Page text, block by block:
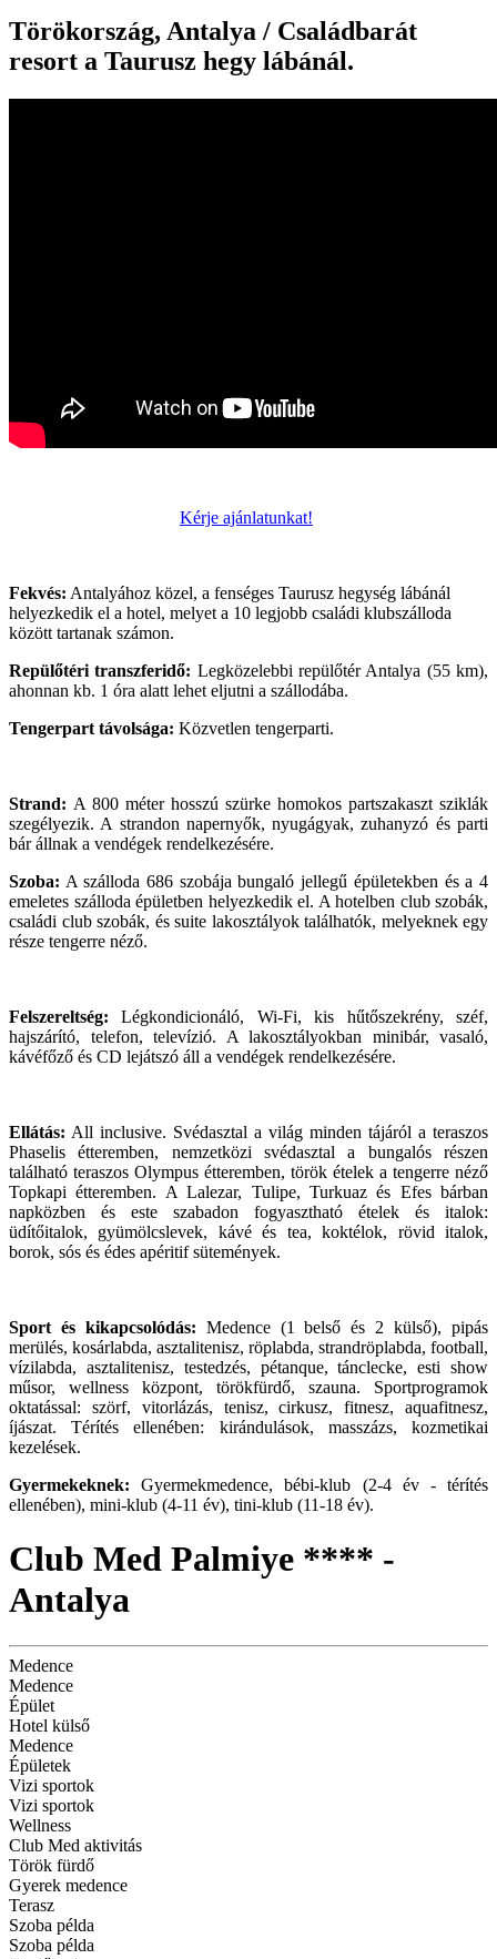
Törökország, Antalya / Családbarát
resort a Taurusz hegy lábánál.
Kérje ajánlatunkat!
Fekvés: Antalyához közel, a fenséges Taurusz hegység lábánál
helyezkedik el a hotel, melyet a 10 legjobb családi klubszálloda
között tartanak számon.
Repülőtéri transzferidő: Legközelebbi repülőtér Antalya (55 km),
ahonnan kb. 1 óra alatt lehet eljutni a szállodába.
Tengerpart távolsága: Közvetlen tengerparti.
Strand: A 800 méter hosszú szürke homokos partszakaszt sziklák
szegélyezik. A strandon napernyők, nyugágyak, zuhanyzó és parti
bár állnak a vendégek rendelkezésére.
Szoba: A szálloda 686 szobája bungaló jellegű épületekben és a 4
emeletes szálloda épületben helyezkedik el. A hotelben club szobák,
családi club szobák, és suite lakosztályok találhatók, melyeknek egy
része tengerre néző.
Felszereltség: Légkondicionáló, Wi-Fi, kis hűtőszekrény, széf,
hajszárító, telefon, televízió. A lakosztályokban minibár, vasaló,
kávéfőző és CD lejátszó áll a vendégek rendelkezésére.
Ellátás: All inclusive. Svédasztal a világ minden tájáról a teraszos
Phaselis étteremben, nemzetközi svédasztal a bungalós részen
található teraszos Olympus étteremben, török ételek a tengerre néző
Topkapi étteremben. A Lalezar, Tulipe, Turkuaz és Efes bárban
napközben és este szabadon fogyasztható ételek és italok:
üdítőitalok, gyümölcslevek, kávé és tea, koktélok, rövid italok,
borok, sós és édes apéritif sütemények.
Sport és kikapcsolódás: Medence (1 belső és 2 külső), pipás
merülés, kosárlabda, asztalitenisz, röplabda, strandröplabda, football,
vízilabda, asztalitenisz, testedzés, pétanque, tánclecke, esti show
műsor, wellness központ, törökfürdő, szauna. Sportprogramok
oktatással: szörf, vitorlázás, tenisz, cirkusz, fitnesz, aquafitnesz,
íjászat. Térítés ellenében: kirándulások, masszázs, kozmetikai
kezelések.
Gyermekeknek:Gyermekmedence, bébi-klub (2-4 év - térítés
ellenében), mini-klub (4-11 év), tini-klub (11-18 év).
Club Med Palmiye **** -
Antalya
Medence
Medence
Épület
Hotel külső
Medence
Épületek
Vizi sportok
Vizi sportok
Wellness
Club Med aktivitás
Török fürdő
Gyerek medence
Terasz
Szoba példa
Szoba példa